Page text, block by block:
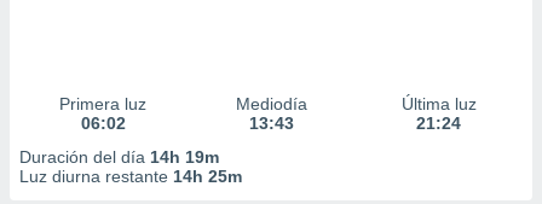
Primera luz
06:02
Mediodía
13:43
Última luz
21:24
Duración del día 14h 19m
Luz diurna restante 14h 25m